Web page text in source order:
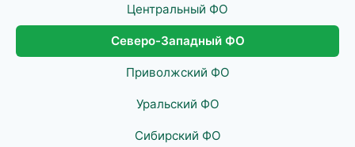
Центральный ФО
Северо-Западный ФО
Приволжский ФО
Уральский ФО
Сибирский ФО